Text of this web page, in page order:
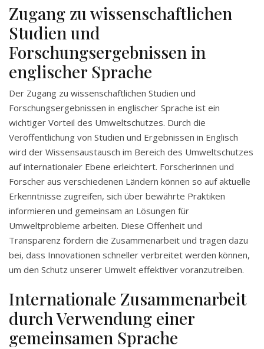
Zugang zu wissenschaftlichen
Studien und
Forschungsergebnissen in
englischer Sprache
Der Zugang zu wissenschaftlichen Studien und
Forschungsergebnissen in englischer Sprache ist ein
wichtiger Vorteil des Umweltschutzes. Durch die
Veröffentlichung von Studien und Ergebnissen in Englisch
wird der Wissensaustausch im Bereich des Umweltschutzes
auf internationaler Ebene erleichtert. Forscherinnen und
Forscher aus verschiedenen Ländern können so auf aktuelle
Erkenntnisse zugreifen, sich über bewährte Praktiken
informieren und gemeinsam an Lösungen für
Umweltprobleme arbeiten. Diese Offenheit und
Transparenz fördern die Zusammenarbeit und tragen dazu
bei, dass Innovationen schneller verbreitet werden können,
um den Schutz unserer Umwelt effektiver voranzutreiben.
Internationale Zusammenarbeit
durch Verwendung einer
gemeinsamen Sprache